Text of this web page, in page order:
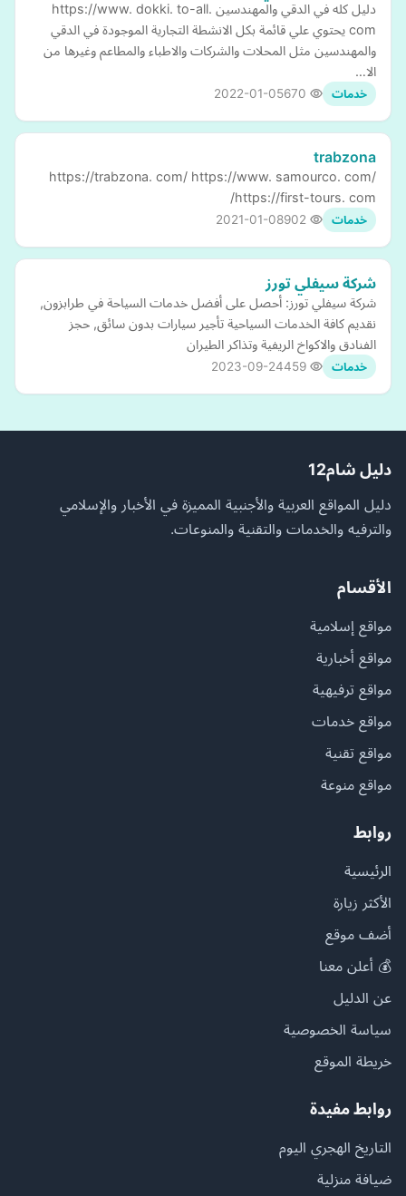
دليل كله في الدقي والمهندسين https://www. dokki. to-all.
com يحتوي علي قائمة بكل الانشطة التجارية الموجودة في الدقي
والمهندسين مثل المحلات والشركات والاطباء والمطاعم وغيرها من
الا…
خدمات 2022-01-05
trabzona
https://trabzona. com/ https://www. samourco. com/
https://first-tours. com/
خدمات 2021-01-08
شركة سيفلي تورز
شركة سيفلي تورز: أحصل على أفضل خدمات السياحة في طرابزون,
نقديم كافة الخدمات السياحية تأجير سيارات بدون سائق, حجز
الفنادق والاكواخ الريفية وتذاكر الطيران
خدمات 2023-09-24
دليل شام12
دليل المواقع العربية والأجنبية المميزة في الأخبار والإسلامي
والترفيه والخدمات والتقنية والمنوعات.
الأقسام
مواقع إسلامية
مواقع أخبارية
مواقع ترفيهية
مواقع خدمات
مواقع تقنية
مواقع منوعة
روابط
الرئيسية
الأكثر زيارة
أضف موقع
💰 أعلن معنا
عن الدليل
سياسة الخصوصية
خريطة الموقع
روابط مفيدة
التاريخ الهجري اليوم
ضيافة منزلية